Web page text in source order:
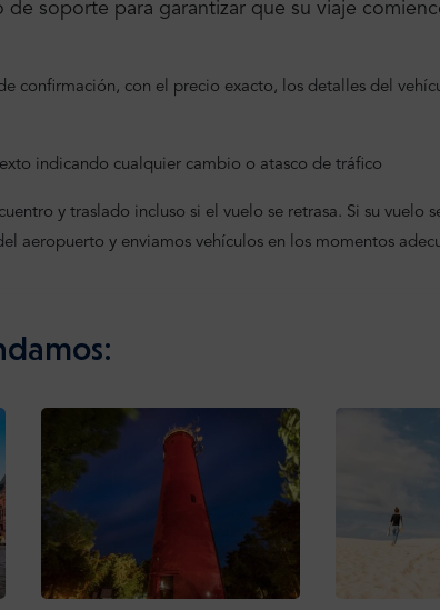
soporte para garantizar que su viaje
confirmación, con el precio exacto, los detalles del
indicando cualquier cambio o atasco de tráfico
y traslado incluso si el vuelo se retrasa. Si su vuelo
aeropuerto y enviamos vehículos en los momentos